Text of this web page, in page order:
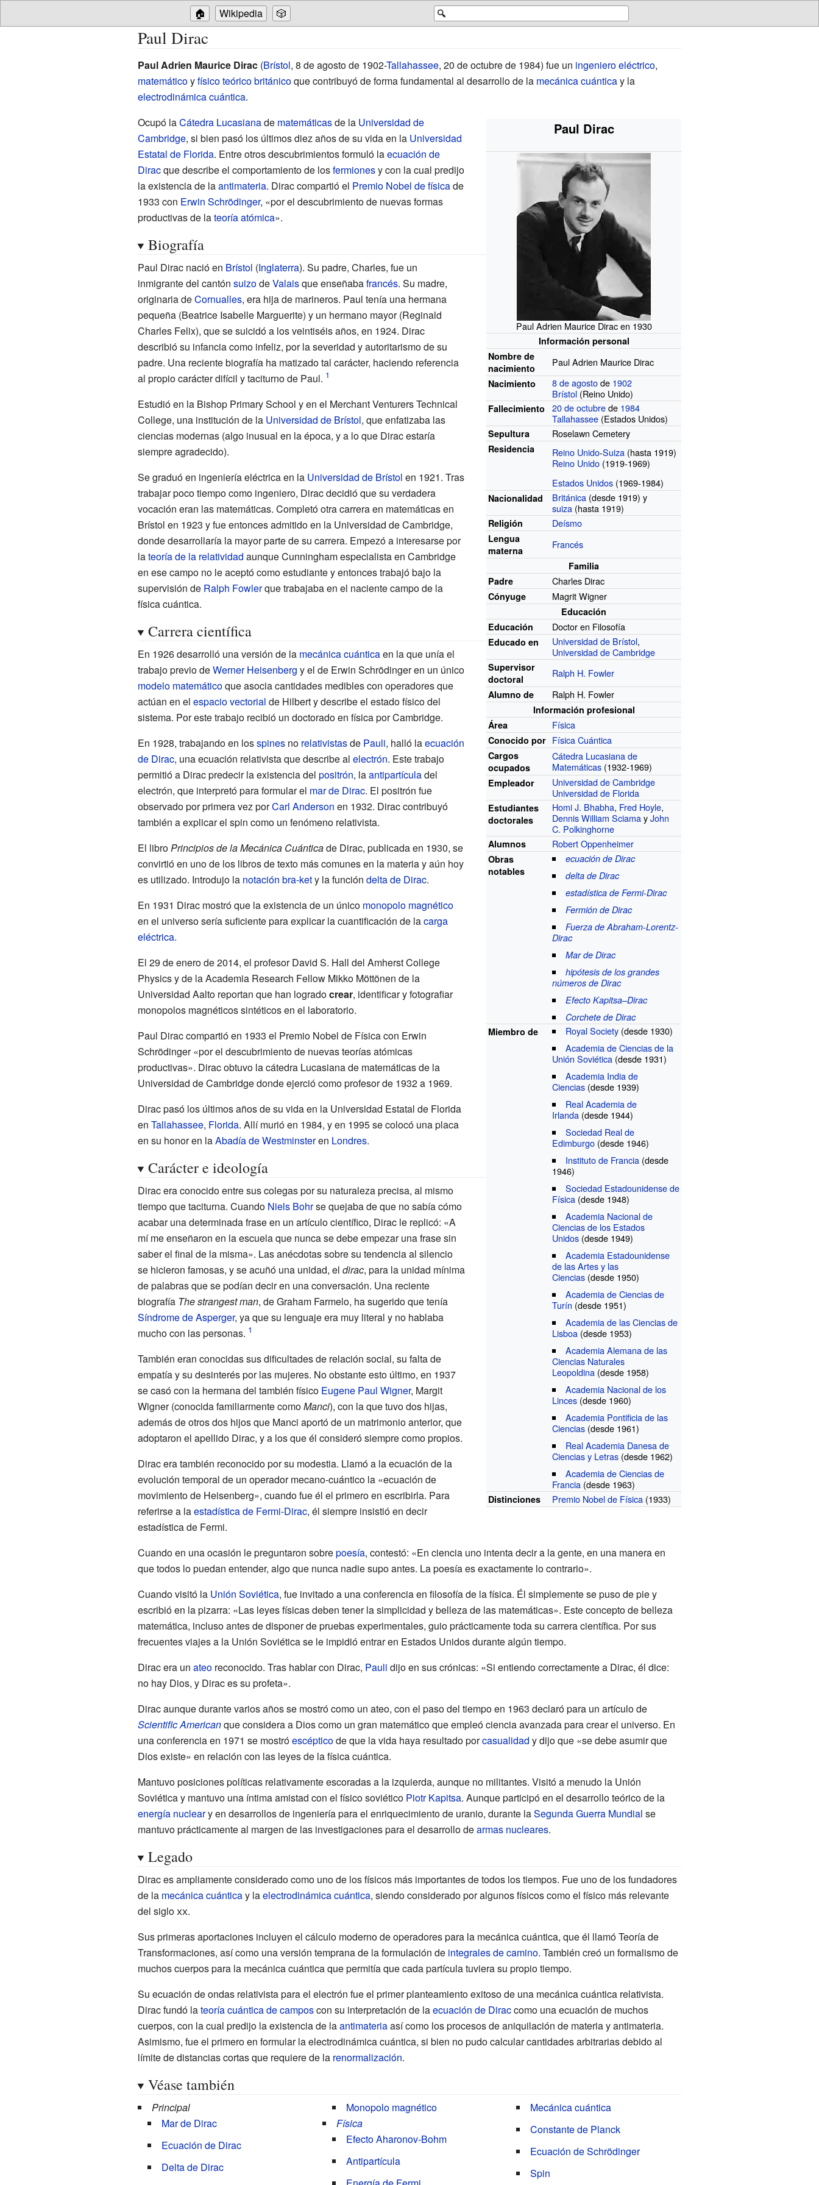
🔍
🏠 Wikipedia 🎲
Paul Dirac
Paul Adrien Maurice Dirac(Brístol, 8 de agosto de 1902-Tallahassee, 20 de octubre de 1984) fue un ingeniero eléctrico,
matemáticoyfísico teóricobritánicoque contribuyó de forma fundamental al desarrollo de la mecánica cuánticay la
electrodinámica cuántica.
Paul Dirac
Paul Adrien Maurice Dirac en 1930
Información personal
Nombre de
nacimiento
Paul Adrien Maurice Dirac
Nacimiento 8 de agostode 1902
Brístol (Reino Unido)
Fallecimiento 20 de octubrede 1984
Tallahassee (Estados Unidos)
Sepultura Roselawn Cemetery
Residencia Reino Unido-Suiza (hasta 1919)
Reino Unido (1919-1969)
Estados Unidos (1969-1984)
Nacionalidad Británica (desde 1919) y
suiza (hasta 1919)
Religión Deísmo
Lengua
materna
Francés
Familia
Padre
Charles Dirac
Cónyuge Magrit Wigner
Educación
Educación
Doctor en Filosofía
Educado en Universidad de Brístol,
Universidad de Cambridge
Supervisor
doctoral
Ralph H. Fowler
Alumno de Ralph H. Fowler
Información profesional
Área
Física
Conocido por Física Cuántica
Cargos
ocupados
Cátedra Lucasiana de
Matemáticas (1932-1969)
Empleador
Universidad de Cambridge
Universidad de Florida
Estudiantes
doctorales
Homi J. Bhabha, Fred Hoyle,
Dennis William SciamayJohn
C. Polkinghorne
Alumnos Robert Oppenheimer
Obras
notables
ecuación de Dirac
delta de Dirac
estadística de Fermi-Dirac
Fermión de Dirac
Fuerza de Abraham-Lorentz-
Dirac
Mar de Dirac
hipótesis de los grandes
números de Dirac
Efecto Kapitsa–Dirac
Corchete de Dirac
Miembro de
Royal Society (desde 1930)
Academia de Ciencias de la
Unión Soviética (desde 1931)
Academia India de
Ciencias (desde 1939)
Real Academia de
Irlanda (desde 1944)
Sociedad Real de
Edimburgo (desde 1946)
Instituto de Francia (desde
1946)
Sociedad Estadounidense de
Física (desde 1948)
Academia Nacional de
Ciencias de los Estados
Unidos (desde 1949)
Academia Estadounidense
de las Artes y las
Ciencias (desde 1950)
Academia de Ciencias de
Turín (desde 1951)
Academia de las Ciencias de
Lisboa (desde 1953)
Academia Alemana de las
Ciencias Naturales
Leopoldina (desde 1958)
Academia Nacional de los
Linces (desde 1960)
Academia Pontificia de las
Ciencias (desde 1961)
Real Academia Danesa de
Ciencias y Letras (desde 1962)
Academia de Ciencias de
Francia (desde 1963)
Distinciones Premio Nobel de Física (1933)
Ocupó laCátedra Lucasianade matemáticasde la Universidad de
Cambridge, si bien pasó los últimos diez años de su vida en la Universidad
Estatal de Florida. Entre otros descubrimientos formuló laecuación de
Diracque describe el comportamiento de losfermionesy con la cual predijo
la existencia de laantimateria. Dirac compartió el Premio Nobel de físicade
1933 con Erwin Schrödinger, «por el descubrimiento de nuevas formas
productivas de lateoría atómica».
Biografía
Paul Dirac nació en Brístol (Inglaterra). Su padre, Charles, fue un
inmigrante del cantón suizodeValaisque enseñabafrancés. Su madre,
originaria deCornualles, era hija de marineros. Paul tenía una hermana
pequeña (Beatrice Isabelle Marguerite) y un hermano mayor (Reginald
Charles Felix), que se suicidó a los veintiséis años, en 1924. Dirac
describió su infancia como infeliz, por la severidad y autoritarismo de su
padre. Una reciente biografía ha matizado tal carácter, haciendo referencia
al propio carácter difícil y taciturno de Paul.
Estudió en la Bishop Primary School y en el Merchant Venturers Technical
College, una institución de la Universidad de Brístol, que enfatizaba las
ciencias modernas (algo inusual en la época, y a lo que Dirac estaría
siempre agradecido).
Se graduó en ingeniería eléctrica en la Universidad de Brístol en 1921. Tras
trabajar poco tiempo como ingeniero, Dirac decidió que su verdadera
vocación eran las matemáticas. Completó otra carrera en matemáticas en
Brístol en 1923 y fue entonces admitido en la Universidad de Cambridge,
donde desarrollaría la mayor parte de su carrera. Empezó a interesarse por
lateoría de la relatividad aunque Cunningham especialista en Cambridge
en ese campo no le aceptó como estudiante y entonces trabajó bajo la
supervisión de Ralph Fowlerque trabajaba en el naciente campo de la
física cuántica.
Carrera científica
En 1926 desarrolló una versión de la mecánica cuánticaen la que unía el
trabajo previo deWerner Heisenberg y el de Erwin Schrödinger en un único
modelo matemáticoque asocia cantidades medibles con operadores que
actúan en el espacio vectorial de Hilbert y describe el estado físico del
sistema. Por este trabajo recibió un doctorado en física por Cambridge.
En 1928, trabajando en losspinesno relativistasde Pauli, halló laecuación
de Dirac, una ecuación relativista que describe al electrón. Este trabajo
permitió a Dirac predecir la existencia del positrón, laantipartículadel
electrón, que interpretó para formular el mar de Dirac. El positrón fue
observado por primera vez porCarl Anderson en 1932. Dirac contribuyó
también a explicar el spin como un fenómeno relativista.
El libro Principios de la Mecánica Cuánticade Dirac, publicada en 1930, se
convirtió en uno de los libros de texto más comunes en la materia y aún hoy
es utilizado. Introdujo la notación bra-kety la función delta de Dirac.
En 1931 Dirac mostró que la existencia de un único monopolo magnético
en el universo sería suficiente para explicar la cuantificación de lacarga
eléctrica.
El 29 de enero de 2014, el profesor David S. Hall del Amherst College
Physics y de la Academia Research Fellow Mikko Möttönen de la
Universidad Aalto reportan que han logradocrear, identificar y fotografiar
monopolos magnéticos sintéticos en el laboratorio.
Paul Dirac compartió en 1933 el Premio Nobel de Física con Erwin
Schrödinger «por el descubrimiento de nuevas teorías atómicas
productivas». Dirac obtuvo la cátedra Lucasiana de matemáticas de la
Universidad de Cambridge donde ejerció como profesor de 1932 a 1969.
Dirac pasó los últimos años de su vida en la Universidad Estatal de Florida
en Tallahassee, Florida. Allí murió en 1984, y en 1995 se colocó una placa
en su honor en laAbadía de Westminsteren Londres.
Carácter e ideología
Dirac era conocido entre sus colegas por su naturaleza precisa, al mismo
tiempo que taciturna. Cuando Niels Bohrse quejaba de que no sabía cómo
acabar una determinada frase en un artículo científico, Dirac le replicó: «A
mí me enseñaron en la escuela que nunca se debe empezar una frase sin
saber el final de la misma». Las anécdotas sobre su tendencia al silencio
se hicieron famosas, y se acuñó una unidad, el dirac, para la unidad mínima
de palabras que se podían decir en una conversación. Una reciente
biografía The strangest man, deGraham Farmelo, ha sugerido que tenía
Síndrome de Asperger, ya que su lenguaje era muy literal y no hablaba
mucho con las personas.
También eran conocidas sus dificultades de relación social, su falta de
empatía y su desinterés por las mujeres. No obstante esto último, en 1937
se casó con la hermana del también físico Eugene Paul Wigner, Margit
Wigner (conocida familiarmente comoManci), con la que tuvo dos hijas,
además de otros dos hijos que Manci aportó de un matrimonio anterior, que
adoptaron el apellido Dirac, y a los que él consideró siempre como propios.
Dirac era también reconocido por su modestia. Llamó a la ecuación de la
evolución temporal de un operador mecano-cuántico la «ecuación de
movimiento de Heisenberg», cuando fue él el primero en escribirla. Para
referirse a laestadística de Fermi-Dirac, él siempre insistió en decir
estadística de Fermi.
Cuando en una ocasión le preguntaron sobrepoesía, contestó: «En ciencia uno intenta decir a la gente, en una manera en
que todos lo puedan entender, algo que nunca nadie supo antes. La poesía es exactamente lo contrario».
Cuando visitó la Unión Soviética, fue invitado a una conferencia en filosofía de la física. Él simplemente se puso de pie y
escribió en la pizarra: «Las leyes físicas deben tener la simplicidad y belleza de las matemáticas». Este concepto de belleza
matemática, incluso antes de disponer de pruebas experimentales, guio prácticamente toda su carrera científica. Por sus
frecuentes viajes a la Unión Soviética se le impidió entrar en Estados Unidos durante algún tiempo.
Dirac era un ateoreconocido. Tras hablar con Dirac, Pauli dijo en sus crónicas: «Si entiendo correctamente a Dirac, él dice:
no hay Dios, y Dirac es su profeta».
Dirac aunque durante varios años se mostró como un ateo, con el paso del tiempo en 1963 declaró para un artículo de
Scientific Americanque considera a Dios como un gran matemático que empleó ciencia avanzada para crear el universo. En
una conferencia en 1971 se mostróescépticode que la vida haya resultado porcasualidad y dijo que «se debe asumir que
Dios existe» en relación con las leyes de la física cuántica.
Mantuvo posiciones políticas relativamente escoradas a la izquierda, aunque no militantes. Visitó a menudo la Unión
Soviética y mantuvo una íntima amistad con el físico soviético Piotr Kapitsa. Aunque participó en el desarrollo teórico de la
energía nucleary en desarrollos de ingeniería para el enriquecimiento de uranio, durante laSegunda Guerra Mundial se
mantuvo prácticamente al margen de las investigaciones para el desarrollo dearmas nucleares.
Legado
Dirac es ampliamente considerado como uno de los físicos más importantes de todos los tiempos. Fue uno de los fundadores
de la mecánica cuánticay laelectrodinámica cuántica, siendo considerado por algunos físicos como el físico más relevante
del sigloxx.
Sus primeras aportaciones incluyen el cálculo moderno de operadores para la mecánica cuántica, que él llamó Teoría de
Transformaciones, así como una versión temprana de la formulación de integrales de camino. También creó un formalismo de
muchos cuerpos para la mecánica cuántica que permitía que cada partícula tuviera su propio tiempo.
Su ecuación de ondas relativista para el electrón fue el primer planteamiento exitoso de una mecánica cuántica relativista.
Dirac fundó lateoría cuántica de camposcon su interpretación de laecuación de Diraccomo una ecuación de muchos
cuerpos, con la cual predijo la existencia de laantimateriaasí como los procesos de aniquilación de materia y antimateria.
Asimismo, fue el primero en formular la electrodinámica cuántica, si bien no pudo calcular cantidades arbitrarias debido al
límite de distancias cortas que requiere de la renormalización.
Véase también
Principal
Mar de Dirac
Ecuación de Dirac
Delta de Dirac
Monopolo magnético
Física
Efecto Aharonov-Bohm
Antipartícula
Mecánica cuántica
Constante de Planck
Ecuación de Schrödinger
Spin